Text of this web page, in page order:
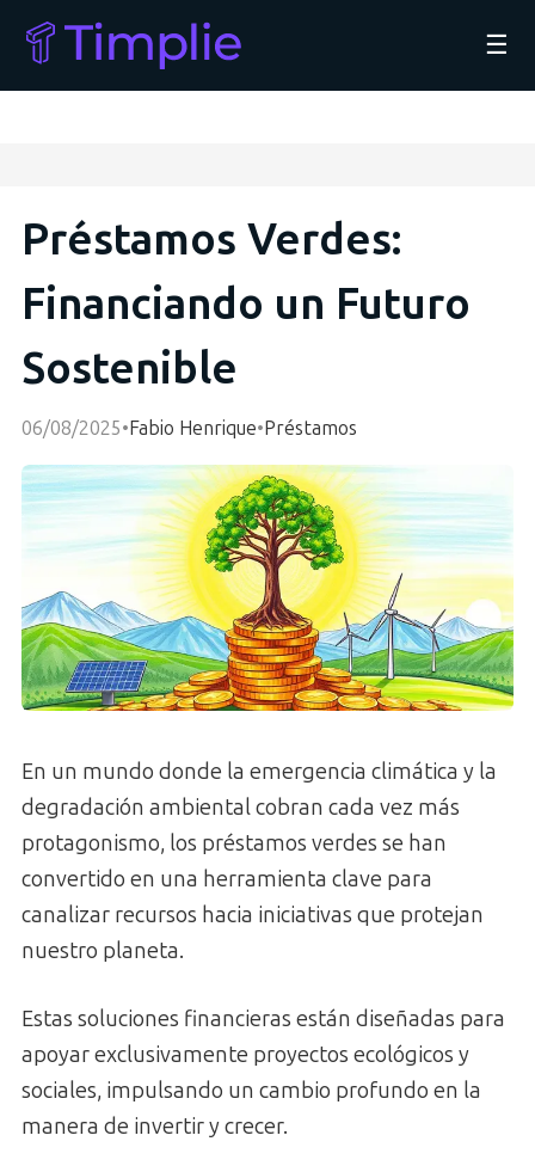
☰
Préstamos Verdes:
Financiando un Futuro
Sostenible
06/08/2025•Fabio Henrique•Préstamos
En un mundo donde la emergencia climática y la
degradación ambiental cobran cada vez más
protagonismo, los préstamos verdes se han
convertido en una herramienta clave para
canalizar recursos hacia iniciativas que protejan
nuestro planeta.
Estas soluciones financieras están diseñadas para
apoyar exclusivamente proyectos ecológicos y
sociales, impulsando un cambio profundo en la
manera de invertir y crecer.